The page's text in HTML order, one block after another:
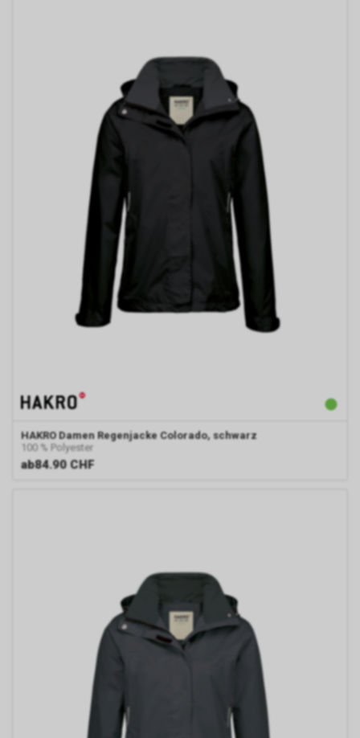
HAKRO Damen Regenjacke Colorado, schwarz
100 % Polyester
ab84.90 CHF